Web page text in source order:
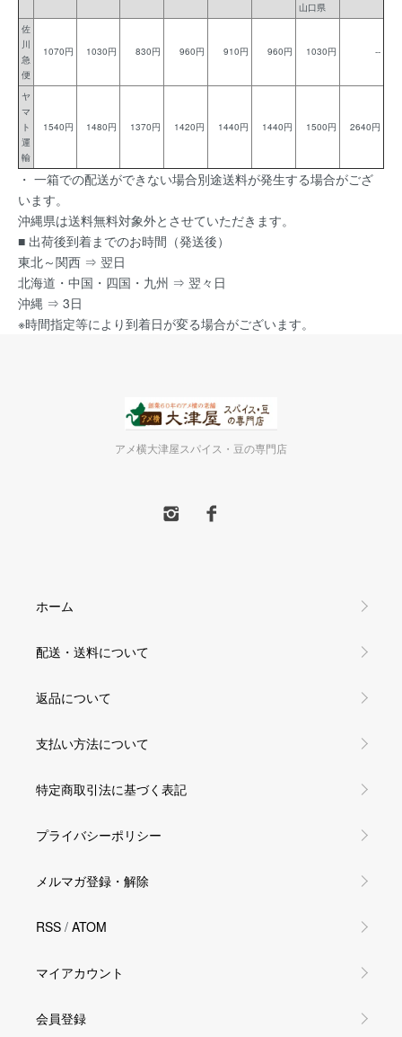
山口県
佐
川
急
便
1070円 1030円 830円 960円 910円 960円 1030円 --
ヤ
マ
ト
運
輸
1540円 1480円 1370円 1420円 1440円 1440円 1500円 2640円
・ 一箱での配送ができない場合別途送料が発生する場合がござ
います。
沖縄県は送料無料対象外とさせていただきます。
■ 出荷後到着までのお時間（発送後）
東北～関西 ⇒ 翌日
北海道・中国・四国・九州 ⇒ 翌々日
沖縄 ⇒ 3日
※時間指定等により到着日が変る場合がございます。
アメ横大津屋スパイス・豆の専門店
ホーム
配送・送料について
返品について
支払い方法について
特定商取引法に基づく表記
プライバシーポリシー
メルマガ登録・解除
RSS / ATOM
マイアカウント
会員登録